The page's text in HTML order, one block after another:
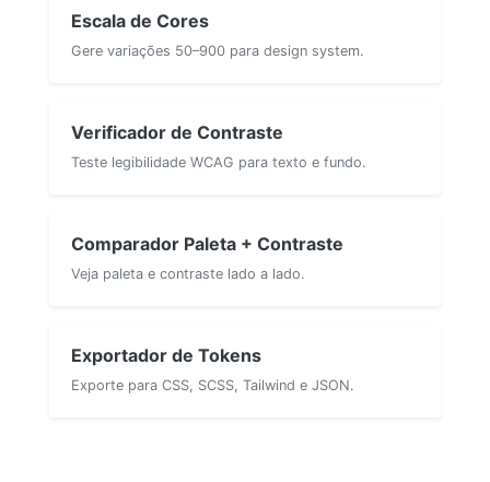
Escala de Cores
Gere variações 50–900 para design system.
Verificador de Contraste
Teste legibilidade WCAG para texto e fundo.
Comparador Paleta + Contraste
Veja paleta e contraste lado a lado.
Exportador de Tokens
Exporte para CSS, SCSS, Tailwind e JSON.